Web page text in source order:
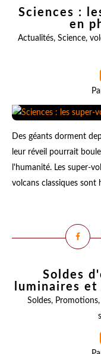
Sciences :
en
Actualités, Science,
Des géants dorment
leur réveil pourrait
l'humanité. Les super-
volcans classiques sont
Soldes
luminaires
Soldes, Promotions,